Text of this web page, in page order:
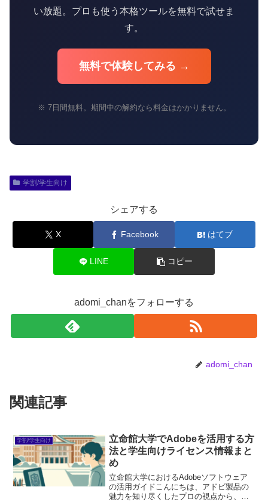
い放題。プロも使う本格ツールを無料で試せま
す。
無料で体験してみる →
※ 7日間無料。期間中の解約なら料金はかかりません。
学割/学生向け
シェアする
X Facebook はてブ
LINE コピー
adomi_chanをフォローする
adomi_chan
関連記事
学割/学生向け
立命館大学でAdobeを活用する方
法と学生向けライセンス情報まと
め
立命館大学におけるAdobeソフトウェア
の活用ガイドこんにちは、アドビ製品の
魅力を知り尽くしたプロの視点から、立